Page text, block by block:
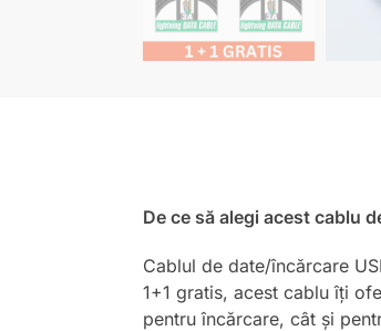
De ce să alegi acest cablu
Cablul de date/încărcare
1+1 gratis, acest cablu îți
pentru încărcare, cât și